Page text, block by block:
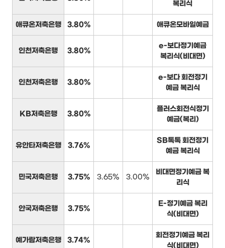
복리식
애큐온저축은행 3.80% 애큐온모바일예금
인천저축은행 3.80%
e-보다정기예금
복리식(비대면)
인천저축은행 3.80%
e-보다 회전정기
예금 복리식
KB저축은행 3.80%
플러스회전식정기
예금(복리)
유안타저축은행 3.76%
SB톡톡 회전정기
예금 복리식
민국저축은행 3.75% 3.65% 3.00%
비대면정기예금 복
리식
안국저축은행 3.75%
E-정기예금 복리
식(비대면)
예가람저축은행 3.74%
회전정기예금 복리
식(비대면)